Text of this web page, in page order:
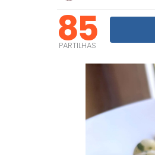
85
PARTILHAS